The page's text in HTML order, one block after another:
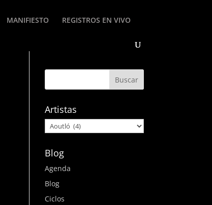
MANIFIESTO REGISTROS EN VIVO
Artistas
Blog
Agenda
Blog
Ciclos